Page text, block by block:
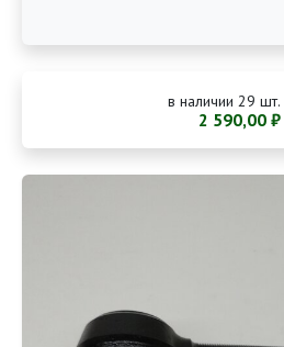
в наличии 29 шт.
2 590,00 ₽